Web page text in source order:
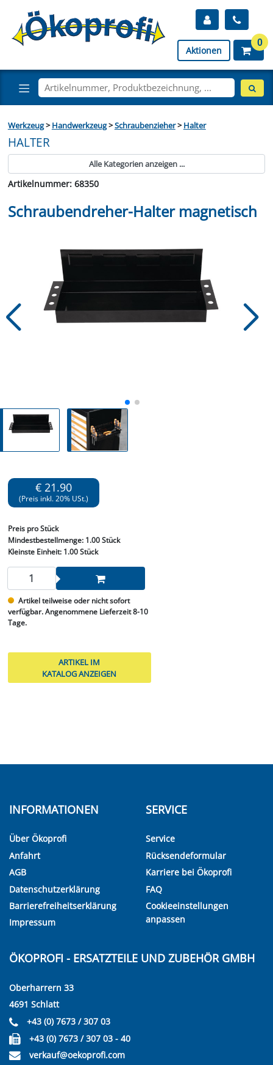
Aktionen
0
Werkzeug>Handwerkzeug>Schraubenzieher>Halter
HALTER
Alle Kategorien anzeigen ...
Artikelnummer: 68350
Schraubendreher-Halter magnetisch
€ 21.90
(Preis inkl. 20% USt.)
Preis pro Stück
Mindestbestellmenge: 1.00 Stück
Kleinste Einheit:1.00 Stück
Artikel teilweise oder nicht sofort
verfügbar. Angenommene Lieferzeit 8-10
Tage.
ARTIKEL IM
KATALOG ANZEIGEN
INFORMATIONEN
Über Ökoprofi
Anfahrt
AGB
Datenschutzerklärung
Barrierefreiheitserklärung
Impressum
SERVICE
Service
Rücksendeformular
Karriere bei Ökoprofi
FAQ
Cookieeinstellungen
anpassen
ÖKOPROFI - ERSATZTEILE UND ZUBEHÖR GMBH
Oberharrern 33
4691 Schlatt
+43 (0) 7673 / 307 03
+43 (0) 7673 / 307 03 - 40
verkauf@oekoprofi.com